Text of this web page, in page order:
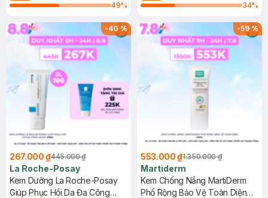
49%
34%
-40%
267.000 ₫445.000 ₫
La Roche-Posay
Kem Dưỡng La Roche-Posay
Giúp Phục Hồi Da Đa Công
-59%
553.000 ₫1.350.000 ₫
Martiderm
Kem Chống Nắng MartiDerm
Phổ Rộng Bảo Vệ Toàn Diện